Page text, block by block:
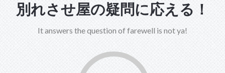
別れさせ屋の疑問に応える！
It answers the question of farewell is not ya!